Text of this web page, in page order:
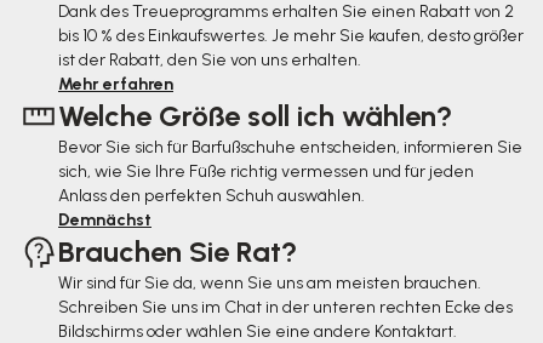
Dank des Treueprogramms erhalten Sie einen Rabatt von 2
bis 10 % des Einkaufswertes. Je mehr Sie kaufen, desto größer
ist der Rabatt, den Sie von uns erhalten.
Mehr erfahren
Welche Größe soll ich wählen?
Bevor Sie sich für Barfußschuhe entscheiden, informieren Sie
sich, wie Sie Ihre Füße richtig vermessen und für jeden
Anlass den perfekten Schuh auswählen.
Demnächst
Brauchen Sie Rat?
Wir sind für Sie da, wenn Sie uns am meisten brauchen.
Schreiben Sie uns im Chat in der unteren rechten Ecke des
Bildschirms oder wählen Sie eine andere Kontaktart.